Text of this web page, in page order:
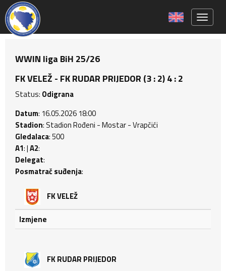
WWIN liga BiH 25/26
FK VELEŽ - FK RUDAR PRIJEDOR (3 : 2) 4 : 2
Status: Odigrana
Datum: 16.05.2026 18:00
Stadion: Stadion Rođeni - Mostar - Vrapčići
Gledalaca: 500
A1: |A2:
Delegat:
Posmatrač suđenja:
FK VELEŽ
Izmjene
FK RUDAR PRIJEDOR